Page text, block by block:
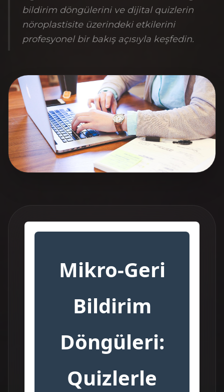
bildirim döngülerini ve dijital quizlerin
nöroplastisite üzerindeki etkilerini
profesyonel bir bakış açısıyla keşfedin.
Mikro-Geri
Bildirim
Döngüleri:
Quizlerle